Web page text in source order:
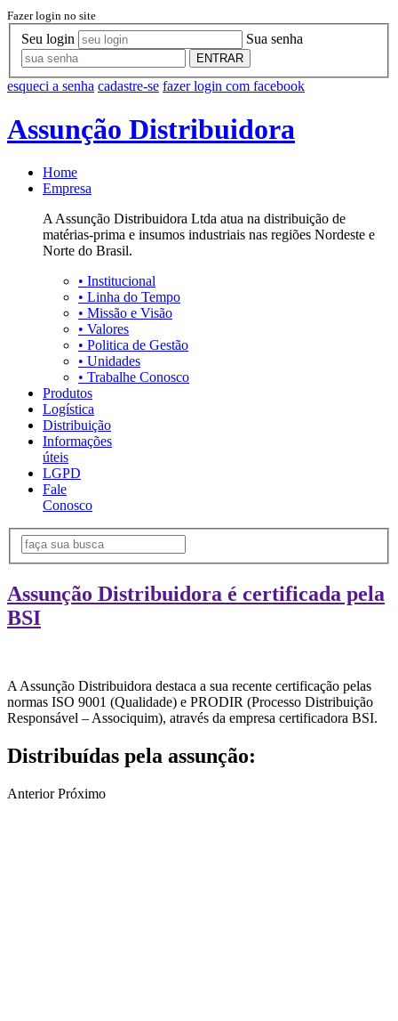
Fazer login no site
Seu login Sua senha
ENTRAR
esqueci a senha cadastre-se fazer login com facebook
Assunção Distribuidora
Home
Empresa
A Assunção Distribuidora Ltda atua na distribuição de
matérias-prima e insumos industriais nas regiões Nordeste e
Norte do Brasil.
• Institucional
• Linha do Tempo
• Missão e Visão
• Valores
• Politica de Gestão
• Unidades
• Trabalhe Conosco
Produtos
Logística
Distribuição
Informações
úteis
LGPD
Fale
Conosco
Assunção Distribuidora é certificada pela
BSI
A Assunção Distribuidora destaca a sua recente certificação pelas
normas ISO 9001 (Qualidade) e PRODIR (Processo Distribuição
Responsável – Associquim), através da empresa certificadora BSI.
Distribuídas pela assunção:
Anterior Próximo